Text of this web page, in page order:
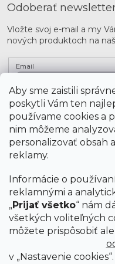
Aby sme zaistili
poskytli Vám ten
používame cookies a
nim môžeme
personalizovať obsah
reklamy.
Informácie o
reklamnými a
„Prijať všetko“ nám
všetkých voliteľných
môžete prispôsobiť
v „Nastavenie cookies“.
Odoberať
Vložte svoj e-mail a my
nových produktoch na
Email
Vložením údajov
osobných údajov
PRIHLÁSIŤ SA